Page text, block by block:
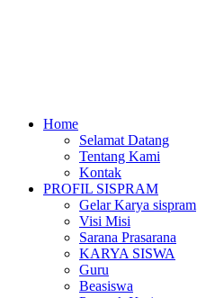
Home
Selamat Datang
Tentang Kami
Kontak
PROFIL SISPRAM
Gelar Karya sispram
Visi Misi
Sarana Prasarana
KARYA SISWA
Guru
Beasiswa